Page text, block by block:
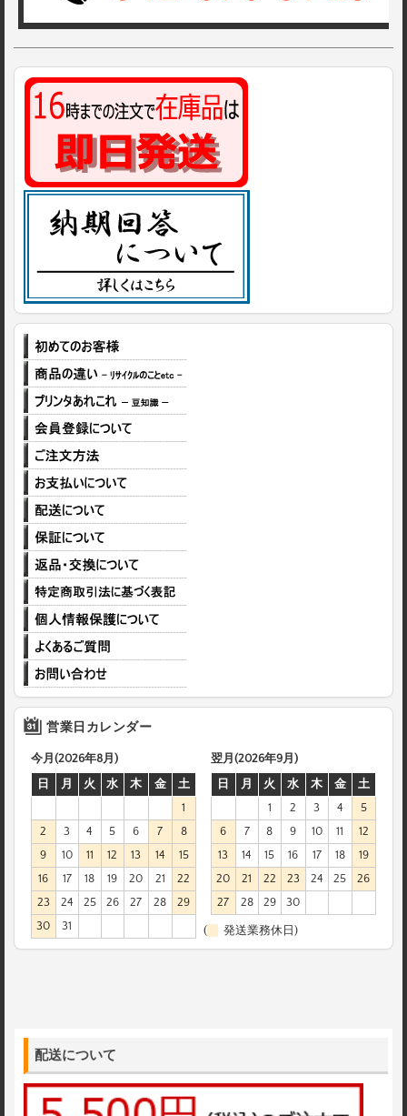
営業日カレンダー
今月(2026年8月)
日
月 火 水 木 金
土
1
2
3 4 5 6 7
8
9
10 11 12 13 14
15
16
17 18 19 20 21
22
23
24 25 26 27 28
29
30
31
翌月(2026年9月)
日
月 火 水 木 金
土
1
2 3 4
5
6
7 8 9 10 11
12
13
14 15 16 17 18
19
20
21 22 23 24 25
26
27
28 29 30
( 発送業務休日)
配送について